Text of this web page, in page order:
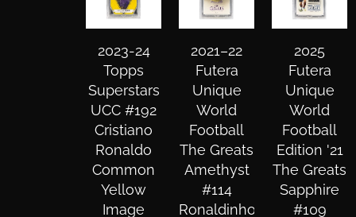
2023-24
Topps
Superstars
UCC #192
Cristiano
Ronaldo
Common
Yellow
Image
2021–22
Futera
Unique
World
Football
The Greats
Amethyst
#114
Ronaldinho
2025
Futera
Unique
World
Football
Edition '21
The Greats
Sapphire
#109